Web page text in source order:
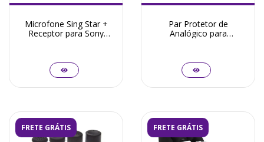
Microfone Sing Star +
Receptor para Sony
Par Protetor de
Analógico para
One Series
FRETE GRÁTIS FRETE GRÁTIS